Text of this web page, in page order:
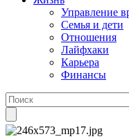
Управление
Семья и дети
Отношения
Лайфхаки
Карьера
Финансы